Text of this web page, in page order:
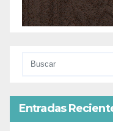
Entradas